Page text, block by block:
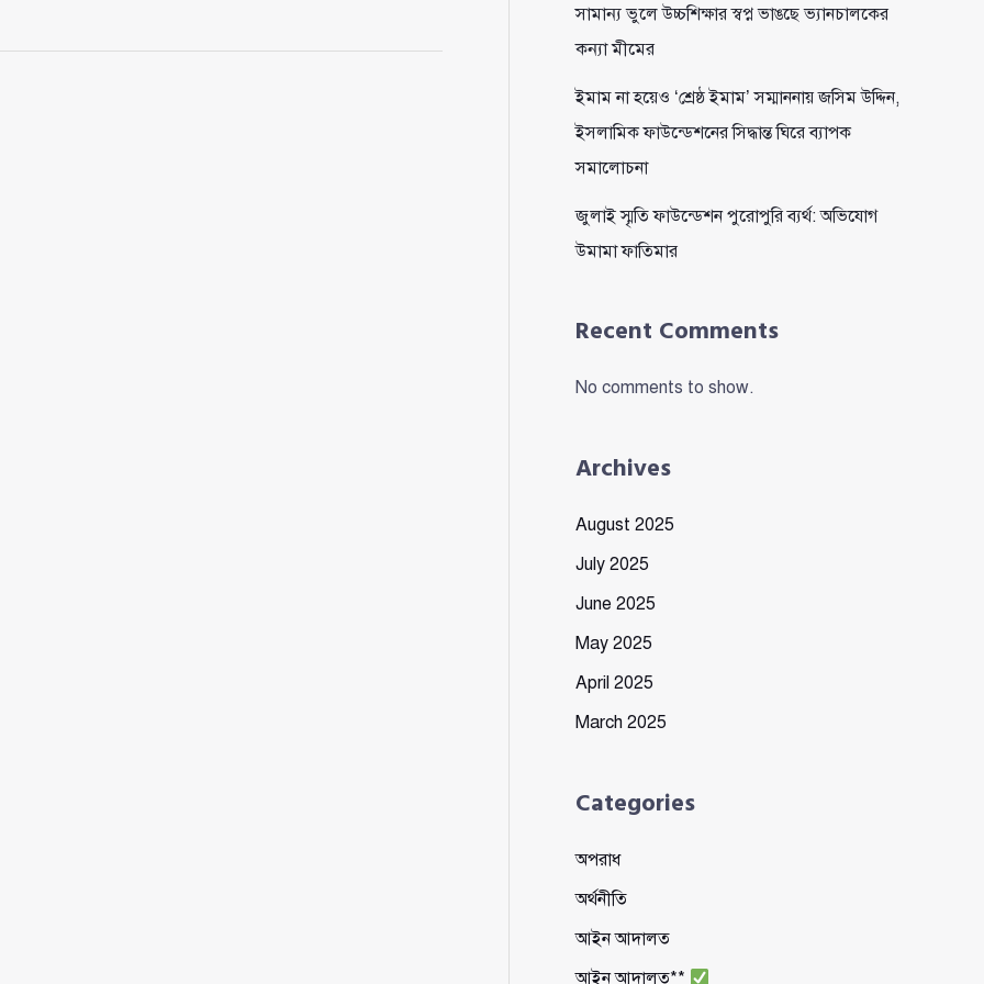
সামান্য ভুলে উচ্চশিক্ষার স্বপ্ন ভাঙছে ভ্যানচালকের
কন্যা মীমের
ইমাম না হয়েও ‘শ্রেষ্ঠ ইমাম’ সম্মাননায় জসিম উদ্দিন,
ইসলামিক ফাউন্ডেশনের সিদ্ধান্ত ঘিরে ব্যাপক
সমালোচনা
জুলাই স্মৃতি ফাউন্ডেশন পুরোপুরি ব্যর্থ: অভিযোগ
উমামা ফাতিমার
Recent Comments
No comments to show.
Archives
August 2025
July 2025
June 2025
May 2025
April 2025
March 2025
Categories
অপরাধ
অর্থনীতি
আইন আদালত
আইন আদালত**